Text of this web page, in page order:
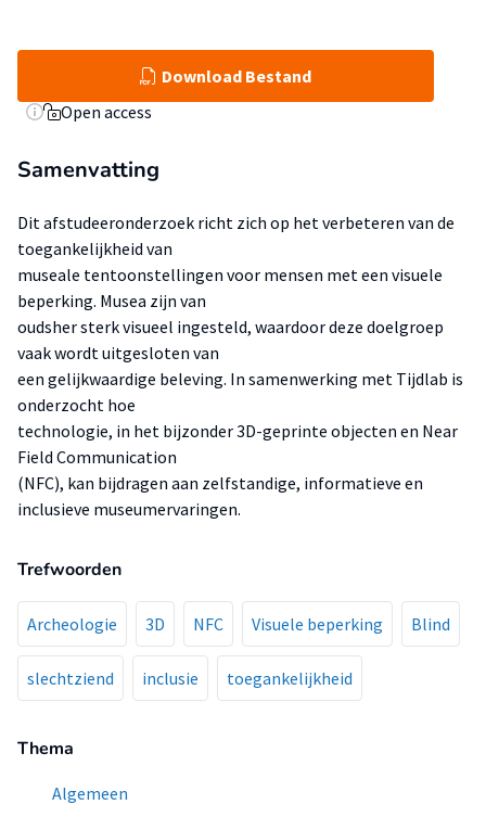
Download Bestand
Open access
Samenvatting
Dit afstudeeronderzoek richt zich op het verbeteren van de
toegankelijkheid van
museale tentoonstellingen voor mensen met een visuele
beperking. Musea zijn van
oudsher sterk visueel ingesteld, waardoor deze doelgroep
vaak wordt uitgesloten van
een gelijkwaardige beleving. In samenwerking met Tijdlab is
onderzocht hoe
technologie, in het bijzonder 3D-geprinte objecten en Near
Field Communication
(NFC), kan bijdragen aan zelfstandige, informatieve en
inclusieve museumervaringen.
Trefwoorden
Archeologie 3D NFC Visuele beperking Blind
slechtziend inclusie toegankelijkheid
Thema
Algemeen